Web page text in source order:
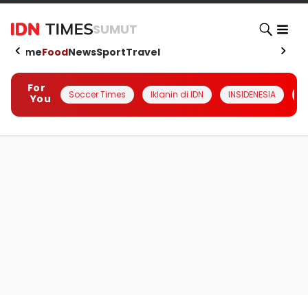
SUMUT
HomeFoodNewsSportTravel
For
You
Soccer Times Iklanin di IDN INSIDENESIA